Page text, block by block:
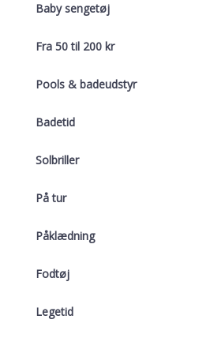
Baby sengetøj
Fra 50 til 200 kr
Pools & badeudstyr
Badetid
Solbriller
På tur
Påklædning
Fodtøj
Legetid